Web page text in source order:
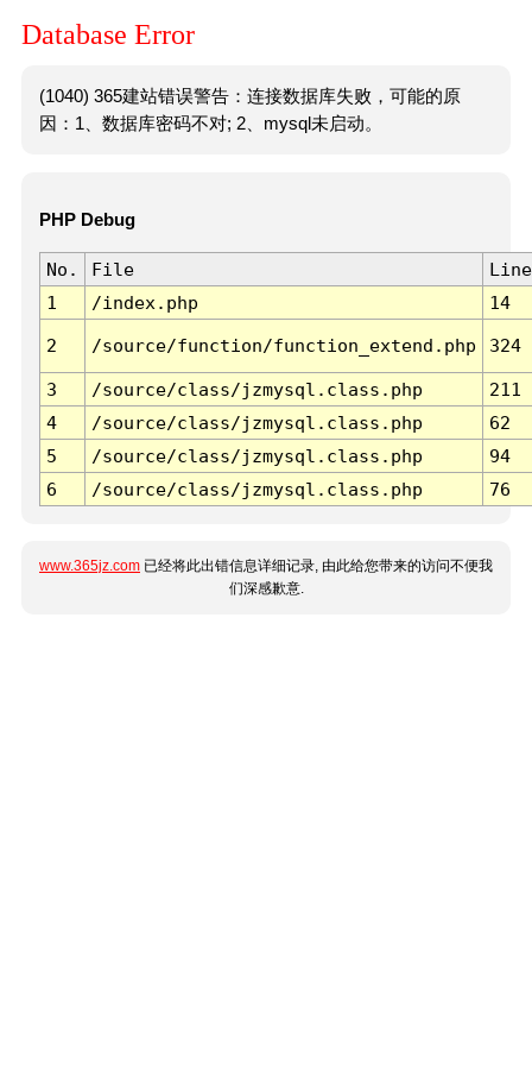
Database Error
(1040) 365建站错误警告：连接数据库失败，可能的原
因：1、数据库密码不对; 2、mysql未启动。
PHP Debug
No. File
Line
1
/index.php 14
2 /source/function/function_extend.php 324
3 /source/class/jzmysql.class.php
211
4
/source/class/jzmysql.class.php
62
5
/source/class/jzmysql.class.php
94
6
/source/class/jzmysql.class.php 76
www.365jz.com 已经将此出错信息详细记录, 由此给您带来的访问不便我
们深感歉意.